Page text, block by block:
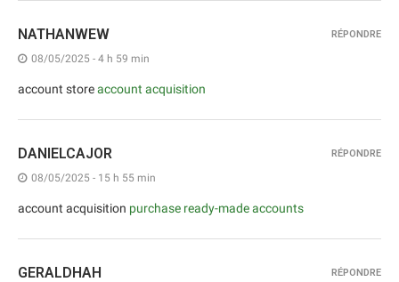
NATHANWEW
08/05/2025 - 4 h 59 min
account storeaccount acquisition
RÉPONDRE
DANIELCAJOR
08/05/2025 - 15 h 55 min
account acquisition purchase ready-made accounts
RÉPONDRE
GERALDHAH RÉPONDRE